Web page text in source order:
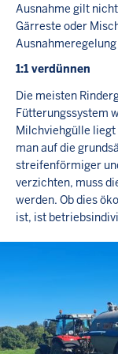
Ausnahme gilt
Gärreste oder
1:1 verdünnen
Die meisten
Fütterungssystem
Milchviehgülle liegt
man auf die
streifenförmiger
verzichten, muss
werden. Ob dies
ist, ist